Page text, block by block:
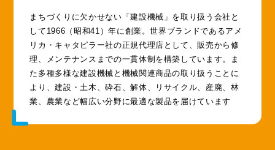
まちづくりに欠かせない「建設機械」を取り扱う会社と
して1966（昭和41）年に創業。世界ブランドであるアメ
リカ・キャタピラー社の正規代理店として、販売から修
理、メンテナンスまでの一貫体制を構築しています。ま
た多種多様な建設機械と機械関連商品の取り扱うことに
より、建設・土木、砕石、解体、リサイクル、産廃、林
業、農業など幅広い分野に最適な製品を届けています